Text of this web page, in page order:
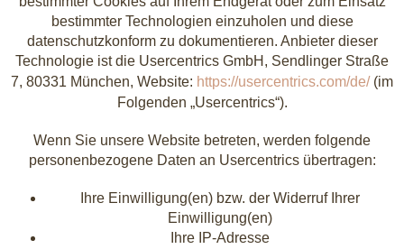
bestimmter Technologien einzuholen und diese
datenschutzkonform zu dokumentieren. Anbieter dieser
Technologie ist die Usercentrics GmbH, Sendlinger Straße
7, 80331 München, Website: https://usercentrics.com/de/(im
Folgenden „Usercentrics“).
Wenn Sie unsere Website betreten, werden folgende
personenbezogene Daten an Usercentrics übertragen:
Ihre Einwilligung(en) bzw. der Widerruf Ihrer
Einwilligung(en)
Ihre IP-Adresse